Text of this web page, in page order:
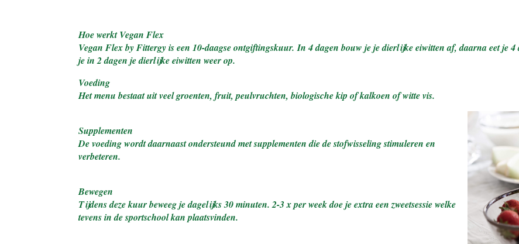
Hoe werkt Vegan Flex
Vegan Flex by Fittergy is een 10-daagse ontgiftingskuur. In 4 dagen bouw je je dierlijke eiwitten af, daarna eet je
je in 2 dagen je dierlijke eiwitten weer op.
Voeding
Het menu bestaat uit veel groenten, fruit, peulvruchten, biologische kip of kalkoen of witte vis.
Supplementen
De voeding wordt daarnaast ondersteund met supplementen die de stofwisseling stimuleren en
verbeteren.
Bewegen
Tijdens deze kuur beweeg je dagelijks 30 minuten. 2-3 x per week doe je extra een zweetsessie welke
tevens in de sportschool kan plaatsvinden.